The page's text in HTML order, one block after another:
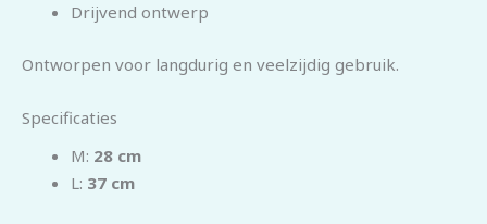
Drijvend ontwerp
Ontworpen voor langdurig en veelzijdig gebruik.
Specificaties
M: 28 cm
L: 37 cm